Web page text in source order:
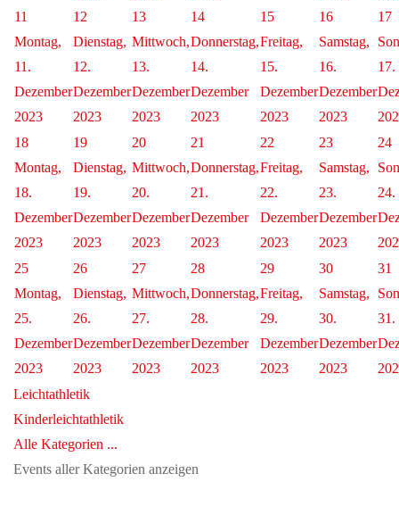
11
Montag,
11.
Dezember
2023
12
Dienstag,
12.
Dezember
2023
13
Mittwoch,
13.
Dezember
2023
14
Donnerstag,
14.
Dezember
2023
15
Freitag,
15.
Dezember
2023
16
Samstag,
16.
Dezember
2023
17
17.
18
Montag,
18.
Dezember
2023
19
Dienstag,
19.
Dezember
2023
20
Mittwoch,
20.
Dezember
2023
21
Donnerstag,
21.
Dezember
2023
22
Freitag,
22.
Dezember
2023
23
Samstag,
23.
Dezember
2023
24
24.
25
Montag,
25.
Dezember
2023
26
Dienstag,
26.
Dezember
2023
27
Mittwoch,
27.
Dezember
2023
28
Donnerstag,
28.
Dezember
2023
29
Freitag,
29.
Dezember
2023
30
Samstag,
30.
Dezember
2023
31
31.
Leichtathletik
Kinderleichtathletik
Alle Kategorien ...
Events aller Kategorien anzeigen